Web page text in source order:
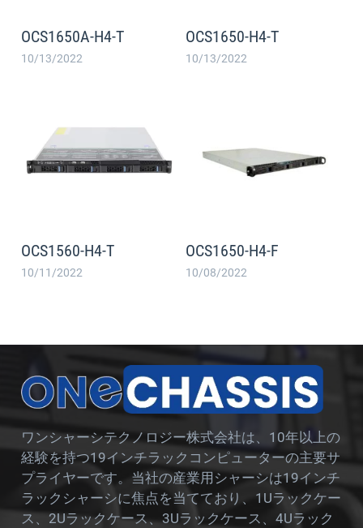
OCS1650A-H4-T
10/13/2022
OCS1650-H4-T
10/13/2022
OCS1560-H4-T
10/11/2022
OCS1650-H4-F
10/08/2022
ワンシャーシテクノロジー株式会社は、10年以上の
経験を持つ19インチラックコンピューターの主要サ
プライヤーです。当社の産業用シャーシは19インチ
ラックシャーシに焦点を当てており、1Uラックケー
ス、2Uラックケース、3Uラックケース、4Uラック